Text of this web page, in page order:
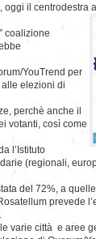
il centrodestra
coalizione
YouTrend per
elezioni di
perchè anche il
votanti, così come
l’Istituto
(regionali,
del 72%, a
prevede
varie città e aree